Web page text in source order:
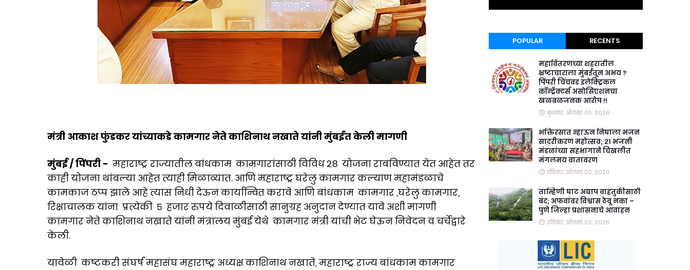
मंत्री आकाश फुंडकर यांच्याकडे कामगार नेते काशिनाथ नखाते यांनी मुंबईत केली मागणी
मुंबई / पिंपरी - महाराष्ट्र राज्यातील बांधकाम कामगारांसाठी विविध २८ योजना राबविण्यात येत आहेत तर
काही योजना थांबल्या आहेत त्याही मिळाव्यात. आणि महाराष्ट्र घरेलु कामगार कल्याण महामंडळाचे
कामकाज ठप्प झाले आहे त्यास निधी देऊन कार्यान्वित करावे आणि बांधकाम कामगार ,घरेलु कामगार,
रिक्षाचालक यांना प्रत्येकी ५ हजार रुपये दिवाळीसाठी सानुग्रह अनुदान देण्यात यावे अशी मागणी
कामगार नेते काशिनाथ नखाते यांनी मंत्रालय मुंबई येथे कामगार मंत्री यांची भेट घेऊन निवेदन व चर्चेद्वारे
केली.
यावेळी कष्टकरी संघर्ष महासंघ महाराष्ट्र अध्यक्ष काशिनाथ नखाते, महाराष्ट्र राज्य बांधकाम कामगार
POPULAR RECENTS
महावितरणच्या शहरातील
भ्रष्टाचाराला मुंबईतून अभय ?
पिंपरी चिंचवड इलेक्ट्रिकल
कॉन्ट्रॅक्टर्स असोसिएशनचा
खळबळजनक आरोप !!
बुधवार, ऑगस्ट ०५, २०२६
भक्तिरसात न्हाऊन निघाला भजन
सादरीकरण महोत्सव; २१ भजनी
मंडळांच्या सहभागाने चिखलीत
मंगलमय वातावरण
रविवार, ऑगस्ट ०२, २०२६
ताम्हिणी घाट अद्याप वाहतुकीसाठी
बंद; अफवांवर विश्वास ठेवू नका –
पुणे जिल्हा प्रशासनाचे आवाहन
रविवार, ऑगस्ट ०२, २०२६